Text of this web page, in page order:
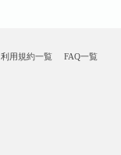
利用規約一覧
FAQ一覧